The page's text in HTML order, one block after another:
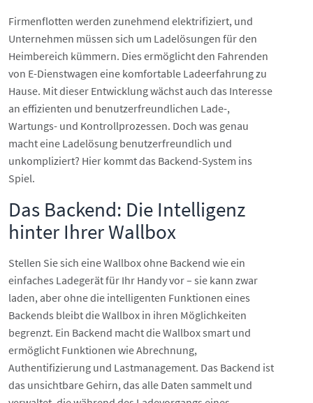
Firmenflotten werden zunehmend elektrifiziert, und
Unternehmen müssen sich um Ladelösungen für den
Heimbereich kümmern. Dies ermöglicht den Fahrenden
von E-Dienstwagen eine komfortable Ladeerfahrung zu
Hause. Mit dieser Entwicklung wächst auch das Interesse
an effizienten und benutzerfreundlichen Lade-,
Wartungs- und Kontrollprozessen. Doch was genau
macht eine Ladelösung benutzerfreundlich und
unkompliziert? Hier kommt das Backend-System ins
Spiel.
Das Backend: Die Intelligenz
hinter Ihrer Wallbox
Stellen Sie sich eine Wallbox ohne Backend wie ein
einfaches Ladegerät für Ihr Handy vor – sie kann zwar
laden, aber ohne die intelligenten Funktionen eines
Backends bleibt die Wallbox in ihren Möglichkeiten
begrenzt. Ein Backend macht die Wallbox smart und
ermöglicht Funktionen wie Abrechnung,
Authentifizierung und Lastmanagement. Das Backend ist
das unsichtbare Gehirn, das alle Daten sammelt und